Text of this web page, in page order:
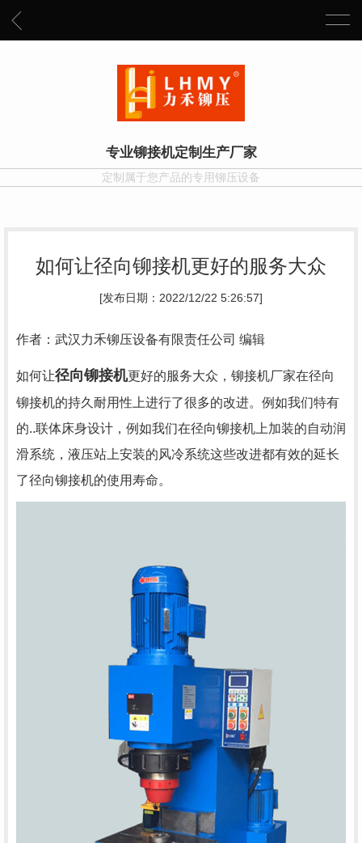
专业铆接机定制生产厂家
定制属于您产品的专用铆压设备
如何让径向铆接机更好的服务大众
[发布日期：2022/12/22 5:26:57]
作者：武汉力禾铆压设备有限责任公司 编辑
如何让径向铆接机更好的服务大众，铆接机厂家在径向
铆接机的持久耐用性上进行了很多的改进。例如我们特有
的..联体床身设计，例如我们在径向铆接机上加装的自动润
滑系统，液压站上安装的风冷系统这些改进都有效的延长
了径向铆接机的使用寿命。